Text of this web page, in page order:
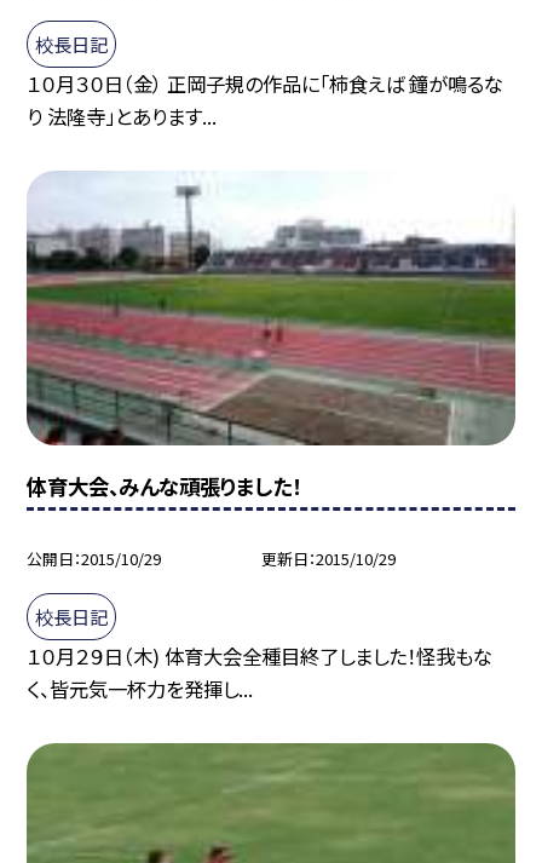
校長日記
１０月３０日（金） 正岡子規の作品に「柿食えば 鐘が鳴るな
り 法隆寺」とあります...
体育大会、みんな頑張りました！
公開日 2015/10/29 更新日 2015/10/29
校長日記
１０月２９日（木) 体育大会全種目終了しました！怪我もな
く、皆元気一杯力を発揮し...